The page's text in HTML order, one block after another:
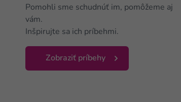
Pomohli sme schudnúť im, pomôžeme aj
vám.
Inšpirujte sa ich príbehmi.
Zobraziť príbehy